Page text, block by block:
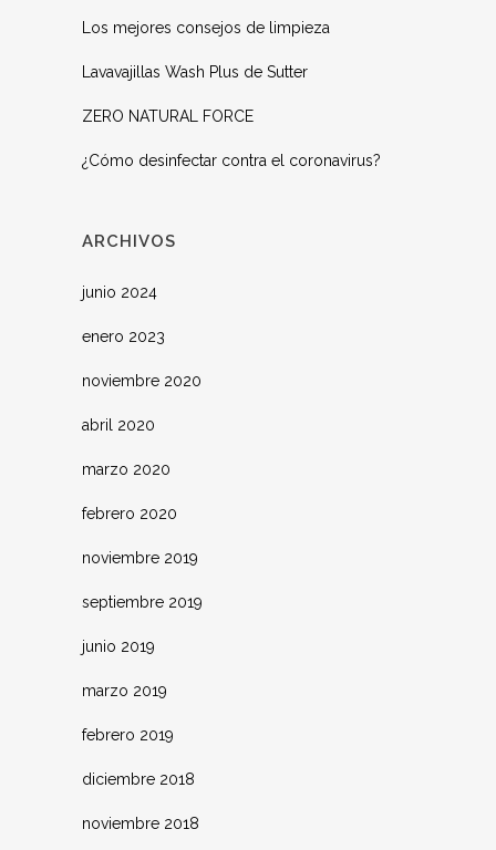
Los mejores consejos de limpieza
Lavavajillas Wash Plus de Sutter
ZERO NATURAL FORCE
¿Cómo desinfectar contra el coronavirus?
ARCHIVOS
junio 2024
enero 2023
noviembre 2020
abril 2020
marzo 2020
febrero 2020
noviembre 2019
septiembre 2019
junio 2019
marzo 2019
febrero 2019
diciembre 2018
noviembre 2018